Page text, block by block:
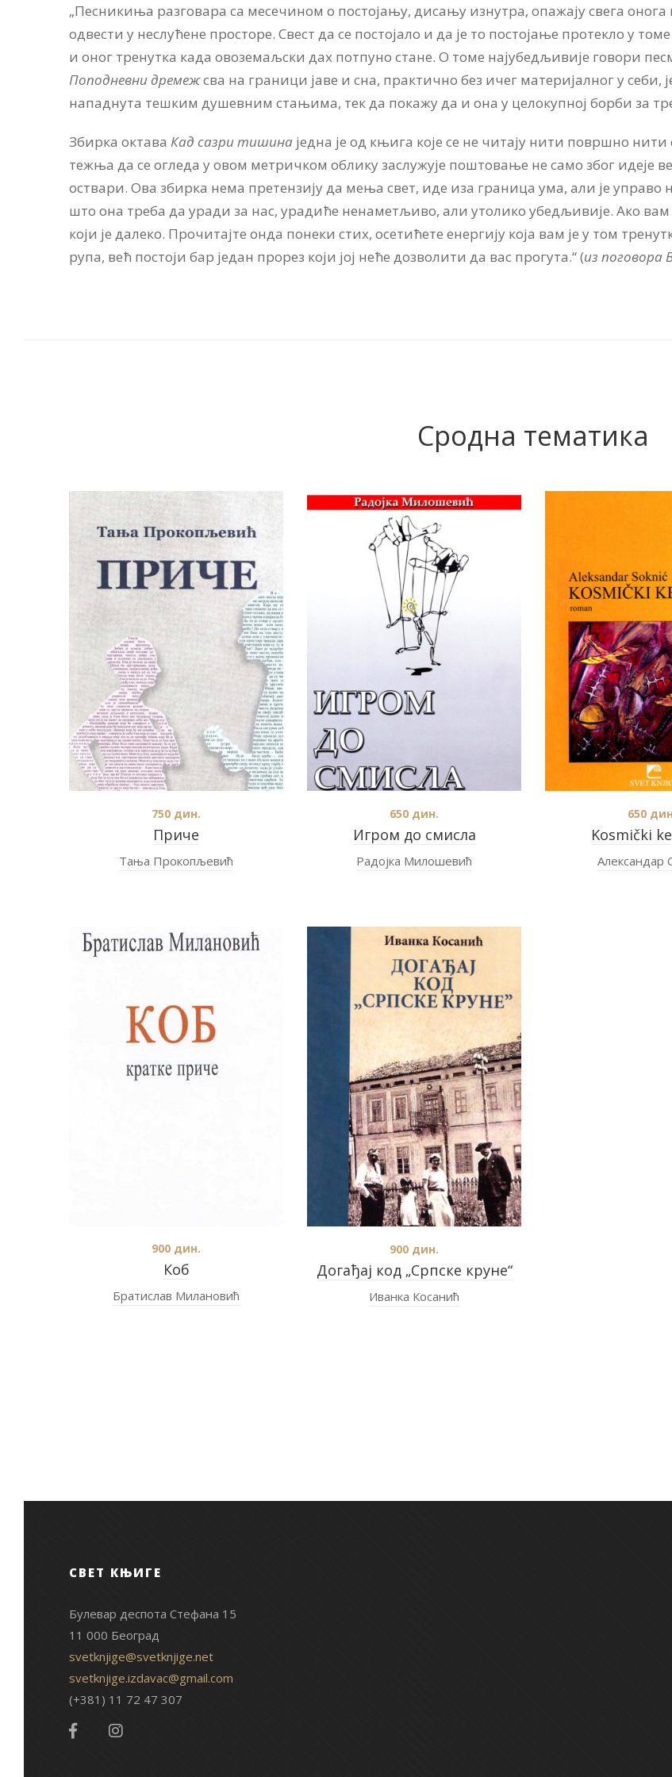
„Песникиња разговара са месечином о постојању, дисању изнутра, опажају свега
одвести у неслућене просторе. Свест да се постојало и да је то постојање протекло у
и оног тренутка када овоземаљски дах потпуно стане. О томе најубедљивије говори
Поподневни дремежсва на граници јаве и сна, практично без ичег материјалног у себи,
нападнута тешким душевним стањима, тек да покажу да и она у целокупној борби за
Збирка октава Кад сазри тишина једна је од књига које се не читају нити површно
тежња да се огледа у овом метричком облику заслужује поштовање не само због идеје
оствари. Ова збирка нема претензију да мења свет, иде иза граница ума, али је управо
што она треба да уради за нас, урадиће ненаметљиво, али утолико убедљивије. Ако вам
који је далеко. Прочитајте онда понеки стих, осетићете енергију која вам је у том
рупа, већ постоји бар један прорез који јој неће дозволити да вас прогута.“ (из поговора
Сродна тематика
Приче
750 дин.
Тања Прокопљевић
Игром до смисла
650 дин.
Радојка Милошевић
Kosmički
650
Александар
Коб
900 дин.
Братислав Милановић
Догађај код „Српске круне“
900 дин.
Иванка Косанић
СВЕТ КЊИГЕ
Булевар деспота Стефана 15
11 000 Београд
svetknjige@svetknjige.net
svetknjige.izdavac@gmail.com
(+381) 11 72 47 307